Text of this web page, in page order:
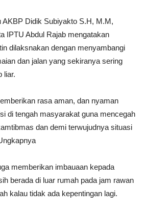
AKBP Didik Subiyakto S.H, M.M,
IPTU Abdul Rajab mengatakan
dilaksnakan dengan menyambangi
dan jalan yang sekiranya sering
liar.
rasa aman, dan nyaman
di tengah masyarakat guna mencegah
dan demi terwujudnya situasi
memberikan imbauaan kepada
berada di luar rumah pada jam rawan
kalau tidak ada kepentingan lagi.